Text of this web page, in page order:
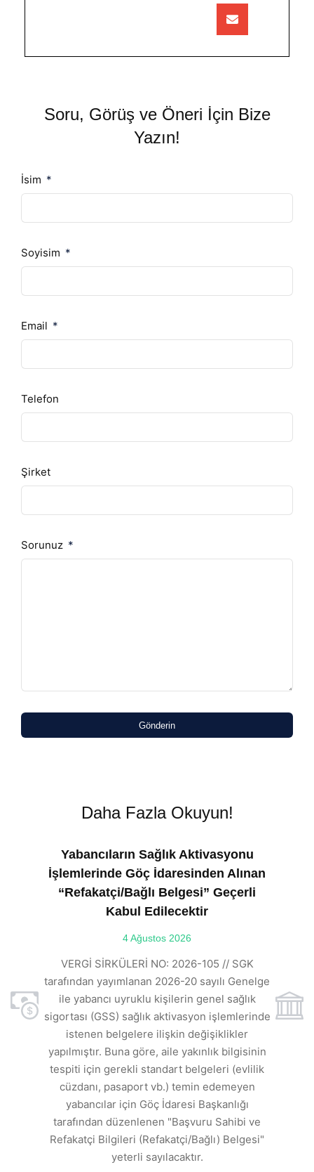
Soru, Görüş ve Öneri İçin Bize
Yazın!
İsim
Soyisim
Email
Telefon
Şirket
Sorunuz
Gönderin
Daha Fazla Okuyun!
Yabancıların Sağlık Aktivasyonu
İşlemlerinde Göç İdaresinden Alınan
“Refakatçi/Bağlı Belgesi” Geçerli
Kabul Edilecektir
4 Ağustos 2026
VERGİ SİRKÜLERİ NO: 2026-105 // SGK
tarafından yayımlanan 2026-20 sayılı Genelge
ile yabancı uyruklu kişilerin genel sağlık
sigortası (GSS) sağlık aktivasyon işlemlerinde
istenen belgelere ilişkin değişiklikler
yapılmıştır. Buna göre, aile yakınlık bilgisinin
tespiti için gerekli standart belgeleri (evlilik
cüzdanı, pasaport vb.) temin edemeyen
yabancılar için Göç İdaresi Başkanlığı
tarafından düzenlenen "Başvuru Sahibi ve
Refakatçi Bilgileri (Refakatçi/Bağlı) Belgesi"
yeterli sayılacaktır.